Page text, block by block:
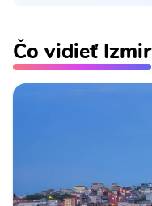
Čo vidieť Izmir